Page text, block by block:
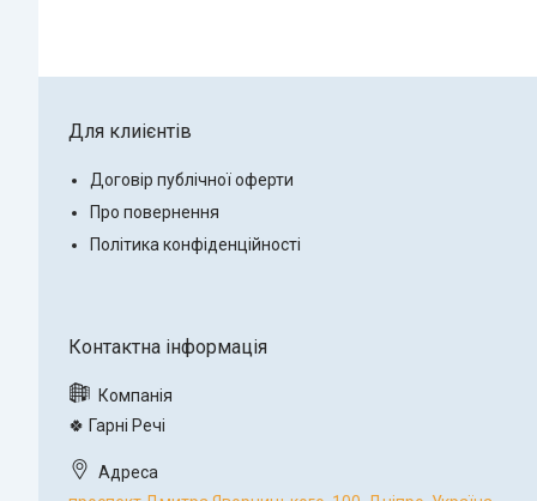
Для клиієнтів
Договір публічної оферти
Про повернення
Політика конфіденційності
🍀 Гарні Речі